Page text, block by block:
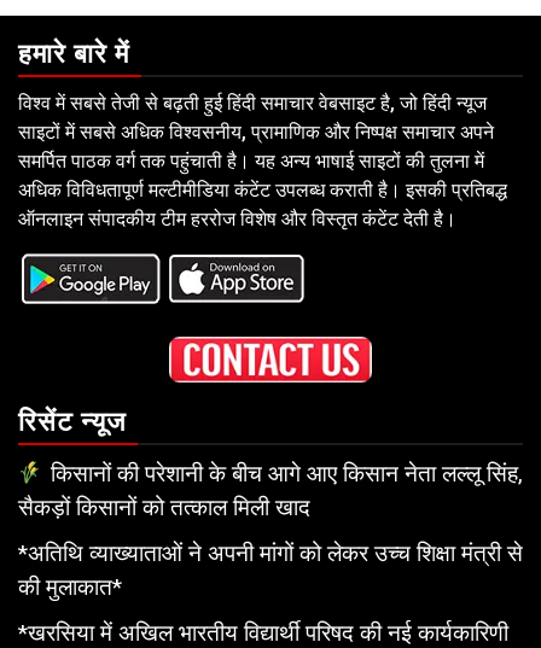
हमारे बारे में
विश्व में सबसे तेजी से बढ़ती हुई हिंदी समाचार वेबसाइट है, जो हिंदी न्यूज
साइटों में सबसे अधिक विश्वसनीय, प्रामाणिक और निष्पक्ष समाचार अपने
समर्पित पाठक वर्ग तक पहुंचाती है। यह अन्य भाषाई साइटों की तुलना में
अधिक विविधतापूर्ण मल्टीमीडिया कंटेंट उपलब्ध कराती है। इसकी प्रतिबद्ध
ऑनलाइन संपादकीय टीम हररोज विशेष और विस्तृत कंटेंट देती है।
रिसेंट न्यूज
किसानों की परेशानी के बीच आगे आए किसान नेता लल्लू सिंह,
सैकड़ों किसानों को तत्काल मिली खाद
*अतिथि व्याख्याताओं ने अपनी मांगों को लेकर उच्च शिक्षा मंत्री से
की मुलाकात*
*खरसिया में अखिल भारतीय विद्यार्थी परिषद की नई कार्यकारिणी